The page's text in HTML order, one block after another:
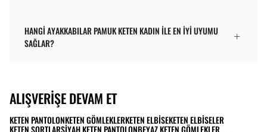
HANGI AYAKKABILAR PAMUK KETEN KADIN ILE EN IYI UYUMU
SAĞLAR?
ALIŞVERIŞE DEVAM ET
KETEN PANTOLONKETEN GÖMLEKLERKETEN ELBISEKETEN ELBISELER
KETEN ŞORTLARSIYAH KETEN PANTOLONBEYAZ KETEN GÖMLEKLER